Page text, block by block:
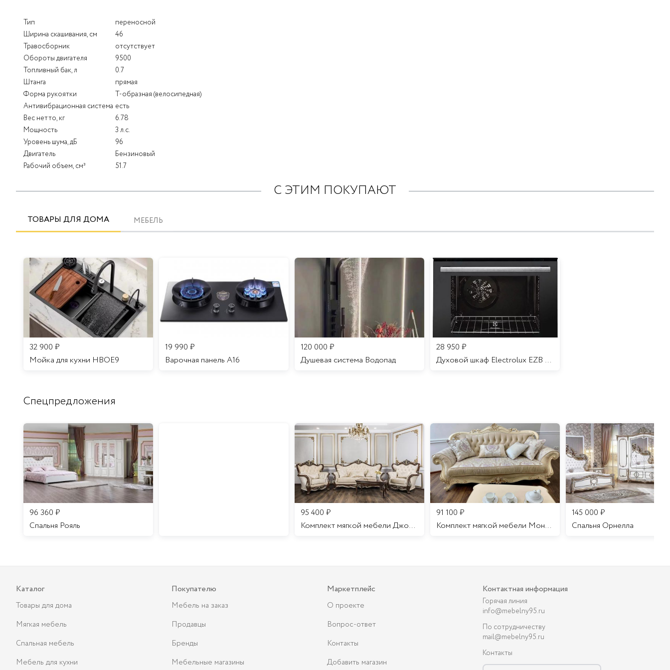
Тип
переносной
Ширина скашивания, см
46
Травосборник
отсутствует
Обороты двигателя
9500
Топливный бак, л
0.7
Штанга
прямая
Форма рукоятки
Т-образная (велосипедная)
Антивибрационная система есть
Вес нетто, кг
6.78
Мощность
3 л.с.
Уровень шума, дБ
96
Двигатель
Бензиновый
Рабочий объем, см³
51.7
С ЭТИМ ПОКУПАЮТ
ТОВАРЫ ДЛЯ ДОМА МЕБЕЛЬ
32 900 ₽
Мойка для кухни HBOE9
19 990 ₽
Варочная панель A16
120 000 ₽
Душевая система Водопад
28 950 ₽
Духовой шкаф Electrolux EZB 52410 AK
Спецпредложения
96 360 ₽
Спальня Рояль
95 400 ₽
Комплект мягкой мебели Джоконда
91 100 ₽
Комплект мягкой мебели Мона Лиза
145 000 ₽
Cпальня Орнелла
Каталог
Товары для дома
Мягкая мебель
Спальная мебель
Мебель для кухни
Покупателю
Мебель на заказ
Продавцы
Бренды
Мебельные магазины
Маркетплейс
О проекте
Вопрос-ответ
Контакты
Добавить магазин
Контактная информация
Горячая линия
info@mebelny95.ru
По сотрудничеству
mail@mebelny95.ru
Контакты